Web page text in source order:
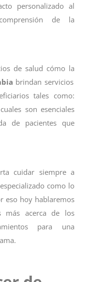
personalizado al
de la
de salud cómo la
brindan servicios
tales como:
son esenciales
de pacientes que
cuidar siempre a
como lo
eso hoy hablaremos
más acerca de los
para una